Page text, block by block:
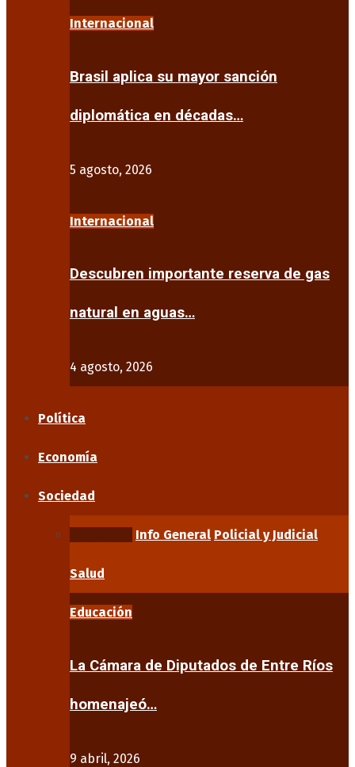
Internacional
Brasil aplica su mayor sanción
diplomática en décadas…
5 agosto, 2026
Internacional
Descubren importante reserva de gas
natural en aguas…
4 agosto, 2026
Política
Economía
Sociedad
Info General Policial y Judicial
Salud
Educación
La Cámara de Diputados de Entre Ríos
homenajeó…
9 abril, 2026